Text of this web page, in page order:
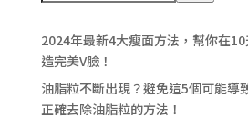
2024年最新4大瘦面方法，幫你在
造完美V臉！
油脂粒不斷出現？避免這5個可能導
正確去除油脂粒的方法！